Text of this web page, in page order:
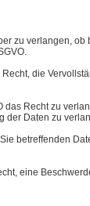
zu verlangen,
die
das Recht zu
der Daten zu
betreffenden
eine